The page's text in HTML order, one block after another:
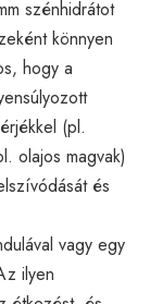
szénhidrátot
könnyen
hogy a
(pl.
olajos magvak)
és
vagy egy
ilyen